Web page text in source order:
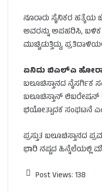
ನೂರಾರು ಸೈನಿಕರ
ಅವರನ್ನು ಅಪಹರಿಸಿ, ಬಳಿಕ
ಮುಚ್ಚಿಡುತ್ತಿದ್ದು,
ಏನಿದು ಬಿಎಲ್‌ಎ
ಬಲೂಚಿಸ್ತಾನದ ನೈಸರ್ಗಿಕ
ಬಲೂಚಿಸ್ತಾನ್ ಲಿಬರೇಷನ್
ಭಯೋತ್ಪಾದಕ ಸಂಘಟನೆ
ಪ್ರಸ್ತುತ ಬಲೂಚಿಸ್ತಾನದ
ಭಾರಿ ನಷ್ಟದ ಹಿನ್ನೆಲೆಯಲ್ಲಿ
Post Views: 138